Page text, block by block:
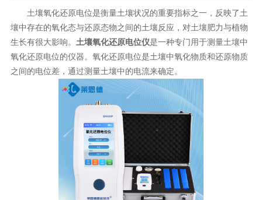
土壤氧化还原电位是衡量土壤状况的重要指标之一，反映了土
壤中存在的氧化态与还原态物之间的土壤反应，对土壤肥力与植物
生长有很大影响。 土壤氧化还原电位仪是一种专门用于测量土壤中
氧化还原电位的仪器。氧化还原电位是土壤中氧化物质和还原物质
之间的电位差，通过测量土壤中的电流来确定。